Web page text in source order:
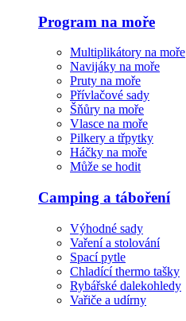
Program na moře
Multiplikátory na moře
Navijáky na moře
Pruty na moře
Přívlačové sady
Šňůry na moře
Vlasce na moře
Pilkery a třpytky
Háčky na moře
Může se hodit
Camping a táboření
Výhodné sady
Vaření a stolování
Spací pytle
Chladící thermo tašky
Rybářské dalekohledy
Vařiče a udírny